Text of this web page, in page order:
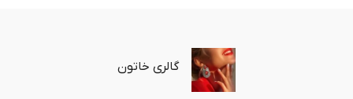
گالری خاتون